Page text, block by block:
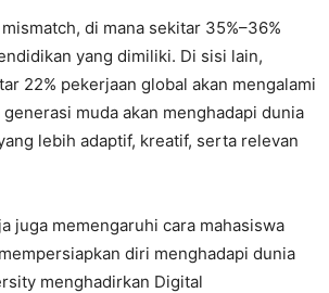
di mana sekitar 35%–36%
yang dimiliki. Di sisi lain,
22% pekerjaan global akan mengalami
muda akan menghadapi dunia
lebih adaptif, kreatif, serta relevan
juga memengaruhi cara mahasiswa
diri menghadapi dunia
menghadirkan Digital